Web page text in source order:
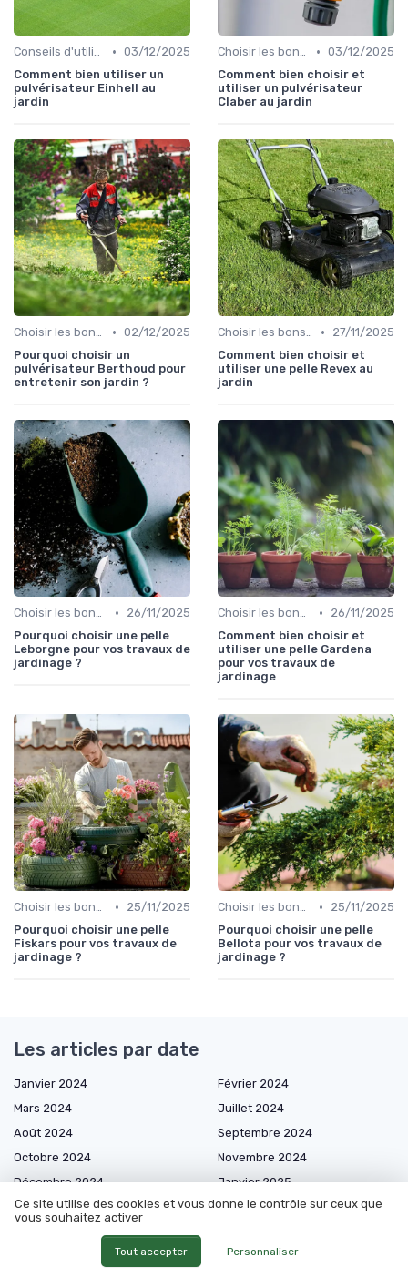
Conseils d'utilisation • 03/12/2025
Comment bien utiliser un
pulvérisateur Einhell au
jardin
Choisir les bons outils • 03/12/2025
Comment bien choisir et
utiliser un pulvérisateur
Claber au jardin
Choisir les bons outils • 02/12/2025
Pourquoi choisir un
pulvérisateur Berthoud pour
entretenir son jardin ?
Choisir les bons outils •
27/11/2025
Comment bien choisir et
utiliser une pelle Revex au
jardin
Choisir les bons outils •
26/11/2025
Pourquoi choisir une pelle
Leborgne pour vos travaux de
jardinage ?
Choisir les bons outils •
26/11/2025
Comment bien choisir et
utiliser une pelle Gardena
pour vos travaux de
jardinage
Choisir les bons outils •
25/11/2025
Pourquoi choisir une pelle
Fiskars pour vos travaux de
jardinage ?
Choisir les bons outils •
25/11/2025
Pourquoi choisir une pelle
Bellota pour vos travaux de
jardinage ?
Les articles par date
Janvier 2024
Février 2024
Mars 2024
Juillet 2024
Août 2024
Septembre 2024
Octobre 2024
Novembre 2024
Décembre 2024
Janvier 2025
Février 2025
Mars 2025
Juillet 2025
Ce site utilise des cookies et vous donne le contrôle sur ceux que
vous souhaitez activer
Tout accepter Personnaliser